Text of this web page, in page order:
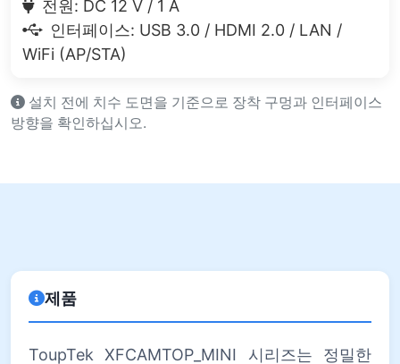
전원: DC 12 V / 1 A
인터페이스: USB 3.0 / HDMI 2.0 / LAN /
WiFi (AP/STA)
설치 전에 치수 도면을 기준으로 장착 구멍과 인터페이스
방향을 확인하십시오.
제품
ToupTek XFCAMTOP_MINI 시리즈는 정밀한